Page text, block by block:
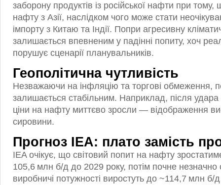
заборону продуктів із російської нафти при
нафту з Азії, наслідком чого може стати
імпорту з Китаю та Індії. Попри агресивну
залишається впевненим у падінні попиту, хоч
порушує сценарії планувальників.
Геополітична чутливість
Незважаючи на інфляцію та торгові обмеження,
залишається стабільним. Наприклад, після удара
ціни на нафту миттєво зросли — відображення
сировини.
Прогноз ІЕА: плато замість
IEA очікує, що світовий попит на нафту
105,6 млн б/д до 2029 року, потім почне
виробничі потужності виростуть до ~114,7 млн б/